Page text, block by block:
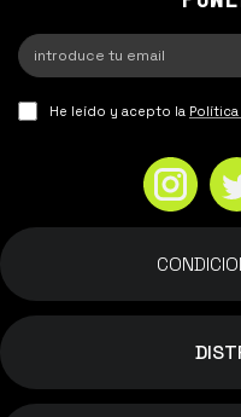
He leído y acepto la